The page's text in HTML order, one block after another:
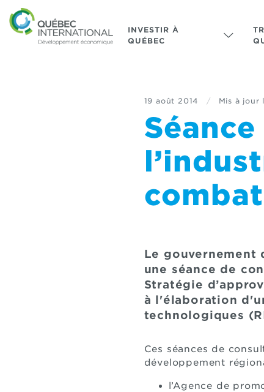
INVESTIR À
QUÉBEC
19 août 2014 / Mis à jour
Le gouvernement
une séance de
Stratégie
à l'élaboration
technologiques
Ces séances de
développement
l’Agence de